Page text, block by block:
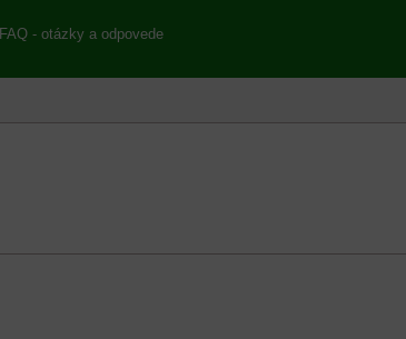
FAQ - otázky a odpovede